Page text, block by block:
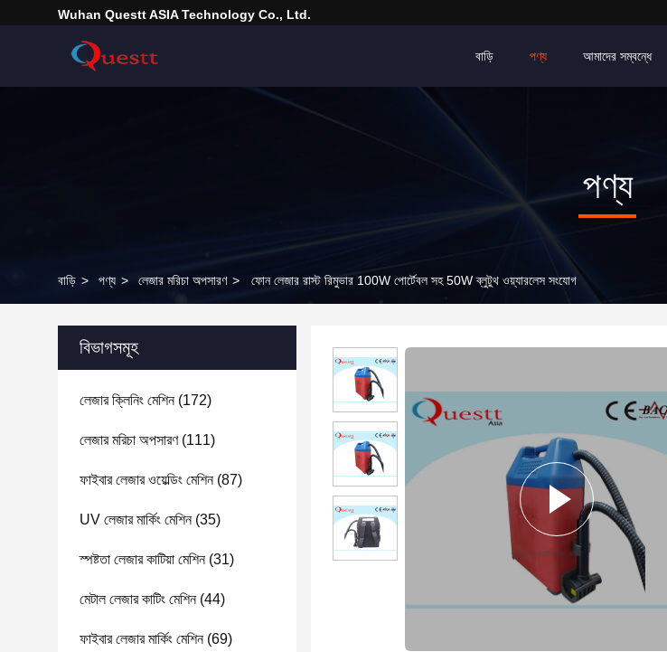
Wuhan Questt ASIA Technology Co., Ltd.
বাড়ি পণ্য আমাদের সম্বন্ধে
পণ্য
বাড়ি > পণ্য > লেজার মরিচা অপসারণ > ফোন লেজার রাস্ট রিমুভার 100W পোর্টেবল সহ 50W ব্লুটুথ ওয়্যারলেস সংযোগ
বিভাগসমূহ
লেজার ক্লিনিং মেশিন(172)
লেজার মরিচা অপসারণ(111)
ফাইবার লেজার ওয়েল্ডিং মেশিন(87)
UV লেজার মার্কিং মেশিন(35)
স্পষ্টতা লেজার কাটিয়া মেশিন(31)
মেটাল লেজার কাটিং মেশিন(44)
ফাইবার লেজার মার্কিং মেশিন(69)